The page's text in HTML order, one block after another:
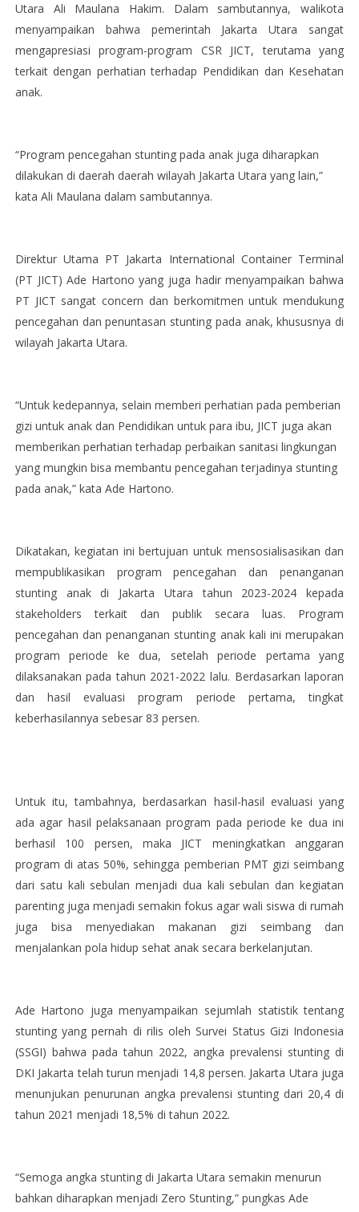
Utara Ali Maulana Hakim. Dalam sambutannya, walikota
menyampaikan bahwa pemerintah Jakarta Utara sangat
mengapresiasi program-program CSR JICT, terutama yang
terkait dengan perhatian terhadap Pendidikan dan Kesehatan
anak.
“Program pencegahan stunting pada anak juga diharapkan
dilakukan di daerah daerah wilayah Jakarta Utara yang lain,”
kata Ali Maulana dalam sambutannya.
Direktur Utama PT Jakarta International Container Terminal
(PT JICT) Ade Hartono yang juga hadir menyampaikan bahwa
PT JICT sangat concern dan berkomitmen untuk mendukung
pencegahan dan penuntasan stunting pada anak, khususnya di
wilayah Jakarta Utara.
“Untuk kedepannya, selain memberi perhatian pada pemberian
gizi untuk anak dan Pendidikan untuk para ibu, JICT juga akan
memberikan perhatian terhadap perbaikan sanitasi lingkungan
yang mungkin bisa membantu pencegahan terjadinya stunting
pada anak,” kata Ade Hartono.
Dikatakan, kegiatan ini bertujuan untuk mensosialisasikan dan
mempublikasikan program pencegahan dan penanganan
stunting anak di Jakarta Utara tahun 2023-2024 kepada
stakeholders terkait dan publik secara luas. Program
pencegahan dan penanganan stunting anak kali ini merupakan
program periode ke dua, setelah periode pertama yang
dilaksanakan pada tahun 2021-2022 lalu. Berdasarkan laporan
dan hasil evaluasi program periode pertama, tingkat
keberhasilannya sebesar 83 persen.
Untuk itu, tambahnya, berdasarkan hasil-hasil evaluasi yang
ada agar hasil pelaksanaan program pada periode ke dua ini
berhasil 100 persen, maka JICT meningkatkan anggaran
program di atas 50%, sehingga pemberian PMT gizi seimbang
dari satu kali sebulan menjadi dua kali sebulan dan kegiatan
parenting juga menjadi semakin fokus agar wali siswa di rumah
juga bisa menyediakan makanan gizi seimbang dan
menjalankan pola hidup sehat anak secara berkelanjutan.
Ade Hartono juga menyampaikan sejumlah statistik tentang
stunting yang pernah di rilis oleh Survei Status Gizi Indonesia
(SSGI) bahwa pada tahun 2022, angka prevalensi stunting di
DKI Jakarta telah turun menjadi 14,8 persen. Jakarta Utara juga
menunjukan penurunan angka prevalensi stunting dari 20,4 di
tahun 2021 menjadi 18,5% di tahun 2022.
“Semoga angka stunting di Jakarta Utara semakin menurun
bahkan diharapkan menjadi Zero Stunting,” pungkas Ade